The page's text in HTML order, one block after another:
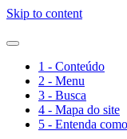
Skip to content
1 - Conteúdo
2 - Menu
3 - Busca
4 - Mapa do site
5 - Entenda